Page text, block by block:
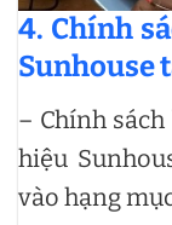
4. Chính
Sunhouse
– Chính
hiệu
vào hạng